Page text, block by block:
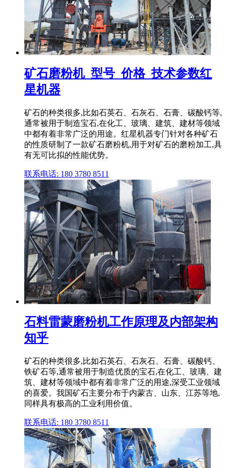
矿石磨粉机_型号_价格_技术参数红
星机器
矿石的种类很多,比如石英石、石灰石、石膏、碳酸钙等,
通常被用于制造宝石,在化工、玻璃、建筑、建材等领域
中都有着非常广泛的用途。红星机器专门针对各种矿石
的性质研制了一款矿石磨粉机,用于对矿石的磨粉加工,具
有无可比拟的性能优势。
联系电话: 180 3780 8511
石料雷蒙磨粉机工作原理及内部架构
知乎
矿石的种类很多,比如石英石、石灰石、石膏、碳酸钙、
铁矿石等,通常被用于制造优质的宝石,在化工、玻璃、建
筑、建材等领域中都有着非常广泛的用途,深受工业领域
的喜爱。我国矿石主要分布于内蒙古、山东、江苏等地,
同样具有极高的工业利用价值。
联系电话: 180 3780 8511